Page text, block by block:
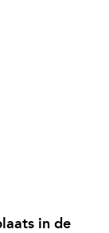
in de